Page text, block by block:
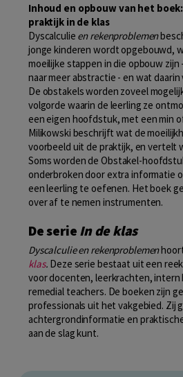
Inhoud en opbouw van het
praktijk in de klas
Dyscalculie en rekenproblemen
jonge kinderen wordt opgebouwd,
moeilijke stappen in die opbouw
naar meer abstractie - en wat
De obstakels worden zoveel
volgorde waarin de leerling ze
een eigen hoofdstuk, met een min
Milikowski beschrijft wat de
voorbeeld uit de praktijk, en vertelt
Soms worden de Obstakel-
onderbroken door extra informatie
een leerling te oefenen. Het boek
over af te nemen instrumenten.
De serie In de klas
Dyscalculie en rekenproblemen
klas. Deze serie bestaat uit een
voor docenten, leerkrachten, intern
remedial teachers. De boeken zijn
professionals uit het vakgebied. Zij
achtergrondinformatie en
aan de slag kunt.